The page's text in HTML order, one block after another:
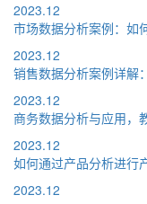
2023.12
市场数据分析案例：如
2023.12
销售数据分析案例详解
2023.12
商务数据分析与应用，
2023.12
如何通过产品分析进行
2023.12